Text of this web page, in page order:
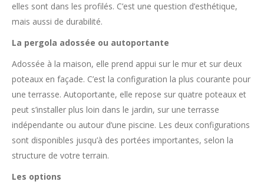
elles sont dans les profilés. C’est une question d’esthétique,
mais aussi de durabilité.
La pergola adossée ou autoportante
Adossée à la maison, elle prend appui sur le mur et sur deux
poteaux en façade. C’est la configuration la plus courante pour
une terrasse. Autoportante, elle repose sur quatre poteaux et
peut s’installer plus loin dans le jardin, sur une terrasse
indépendante ou autour d’une piscine. Les deux configurations
sont disponibles jusqu’à des portées importantes, selon la
structure de votre terrain.
Les options